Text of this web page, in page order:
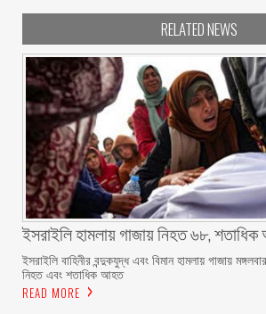
RELATED NEWS
ইসরাইলি হামলায় গাজায় নিহত ৬৮,
ইসরাইলি বাহিনীর বন্দুকযুদ্ধ এবং বিমান হামলায় গাজায়
নিহত এবং শতাধিক আহত
READ MORE